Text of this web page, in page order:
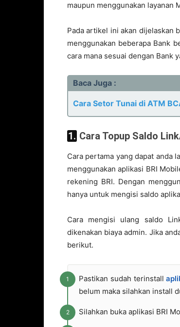
maupun menggunakan layanan
Pada artikel ini akan dijelaskan
menggunakan beberapa Bank
cara mana sesuai dengan Bank
Baca Juga :
Cara Setor Tunai di ATM
1. Cara Topup Saldo
Cara pertama yang dapat anda
menggunakan aplikasi BRI
rekening BRI. Dengan
hanya untuk mengisi saldo
Cara mengisi ulang saldo
dikenakan biaya admin. Jika
berikut.
Pastikan sudah terinstall
belum maka silahkan install
Silahkan buka aplikasi BRI